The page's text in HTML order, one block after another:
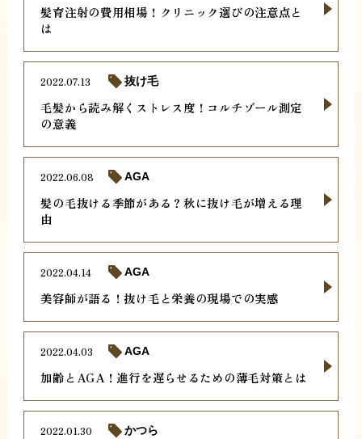
髪育注射の費用相場！クリニック選びの注意点と
は
毛髪から読み解くストレス度！コルチゾール測定
の意義
2022.07.13 抜け毛
髪の毛抜ける季節がある？秋に抜け毛が増える理
由
2022.06.08 AGA
美容師が語る！抜け毛と栄養の現場での実感
2022.04.14 AGA
加齢とAGA！進行を遅らせるための薄毛対策とは
2022.04.03 AGA
2022.01.30 かつら